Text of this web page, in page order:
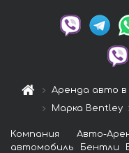
Аренда авто
Марка Bentley
Компания Авто-
автомобиль Бентли